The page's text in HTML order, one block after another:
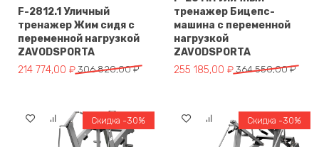
F-2812.1 Уличный
тренажер Жим сидя с
переменной нагрузкой
ZAVODSPORTA
306 820,00₽
Первоначальная цена составляла 306 820,00 ₽.
214 774,00 ₽
Текущая цена: 214 774,00 ₽.
тренажер Бицепс-
машина с переменной
нагрузкой
ZAVODSPORTA
364 550,00₽
Первоначальная цена
255 185,00 ₽
Текущая цена: 255 185,00 ₽.
Скидка -30% Скидка -30%